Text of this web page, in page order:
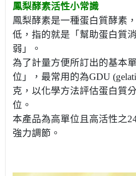
鳳梨酵素活性小常識
鳳梨酵素是一種蛋白質酵素
低，指的就是「幫助蛋白質
弱」。
為了計量方便所訂出的基本
位」，最常用的為GDU
克，以化學方法評估蛋白質
位。
本產品為高單位且高活性之
強力調節。